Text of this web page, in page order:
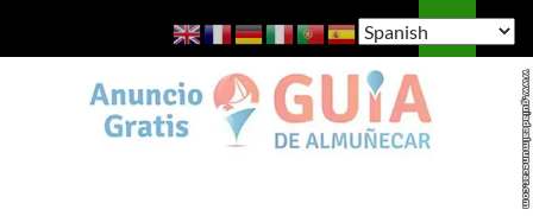
Guía de Almuñécar
MENÚ